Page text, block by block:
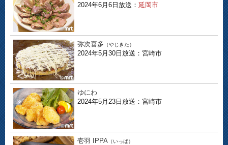
2024年6月6日放送： 延岡市
弥次喜多 （やじきた）
2024年5月30日放送：宮崎市
ゆにわ
2024年5月23日放送：宮崎市
壱羽 IPPA （いっぱ）